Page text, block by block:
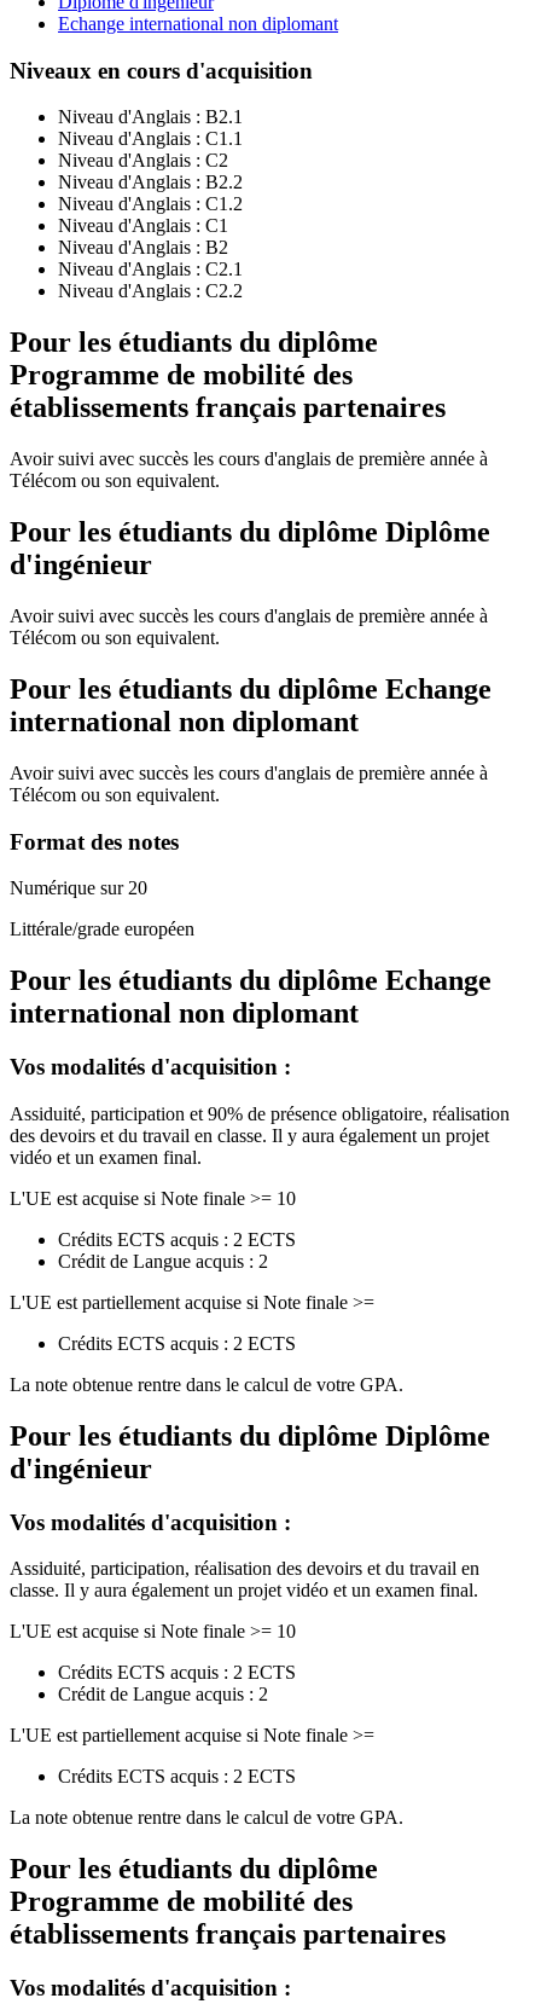
Echange international non diplomant
Niveaux en cours d'acquisition
Niveau d'Anglais : B2.1
Niveau d'Anglais : C1.1
Niveau d'Anglais : C2
Niveau d'Anglais : B2.2
Niveau d'Anglais : C1.2
Niveau d'Anglais : C1
Niveau d'Anglais : B2
Niveau d'Anglais : C2.1
Niveau d'Anglais : C2.2
Pour les étudiants du diplôme
Programme de mobilité des
établissements français partenaires
Avoir suivi avec succès les cours d'anglais de première année à
Télécom ou son equivalent.
Pour les étudiants du diplôme Diplôme
d'ingénieur
Avoir suivi avec succès les cours d'anglais de première année à
Télécom ou son equivalent.
Pour les étudiants du diplôme Echange
international non diplomant
Avoir suivi avec succès les cours d'anglais de première année à
Télécom ou son equivalent.
Format des notes
Numérique sur 20
Littérale/grade européen
Pour les étudiants du diplôme Echange
international non diplomant
Vos modalités d'acquisition :
Assiduité, participation et 90% de présence obligatoire, réalisation
des devoirs et du travail en classe. Il y aura également un projet
vidéo et un examen final.
L'UE est acquise si Note finale >= 10
Crédits ECTS acquis : 2 ECTS
Crédit de Langue acquis : 2
L'UE est partiellement acquise si Note finale >=
Crédits ECTS acquis : 2 ECTS
La note obtenue rentre dans le calcul de votre GPA.
Pour les étudiants du diplôme Diplôme
d'ingénieur
Vos modalités d'acquisition :
Assiduité, participation, réalisation des devoirs et du travail en
classe. Il y aura également un projet vidéo et un examen final.
L'UE est acquise si Note finale >= 10
Crédits ECTS acquis : 2 ECTS
Crédit de Langue acquis : 2
L'UE est partiellement acquise si Note finale >=
Crédits ECTS acquis : 2 ECTS
La note obtenue rentre dans le calcul de votre GPA.
Pour les étudiants du diplôme
Programme de mobilité des
établissements français partenaires
Vos modalités d'acquisition :